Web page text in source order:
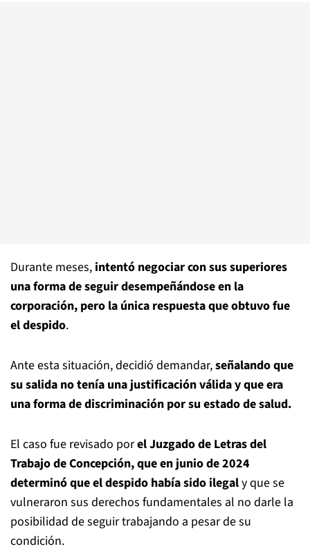
Durante meses, intentó negociar con sus superiores
una forma de seguir desempeñándose en la
corporación, pero la única respuesta que obtuvo fue
el despido.
Ante esta situación, decidió demandar,señalando que
su salida no tenía una justificación válida y que era
una forma de discriminación por su estado de salud.
El caso fue revisado porel Juzgado de Letras del
Trabajo de Concepción, que en junio de 2024
determinó que el despido había sido ilegaly que se
vulneraron sus derechos fundamentales al no darle la
posibilidad de seguir trabajando a pesar de su
condición.